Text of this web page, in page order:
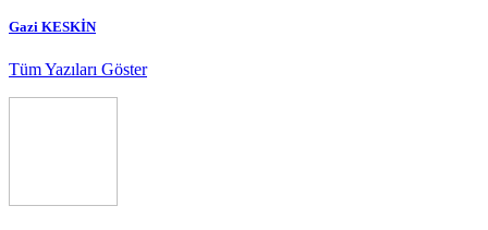
Gazi KESKİN
Tüm Yazıları Göster